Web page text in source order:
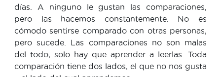
días. A ninguno le gustan las comparaciones,
pero las hacemos constantemente. No es
cómodo sentirse comparado con otras personas,
pero sucede. Las comparaciones no son malas
del todo, solo hay que aprender a leerlas. Toda
comparación tiene dos lados, el que no nos gusta